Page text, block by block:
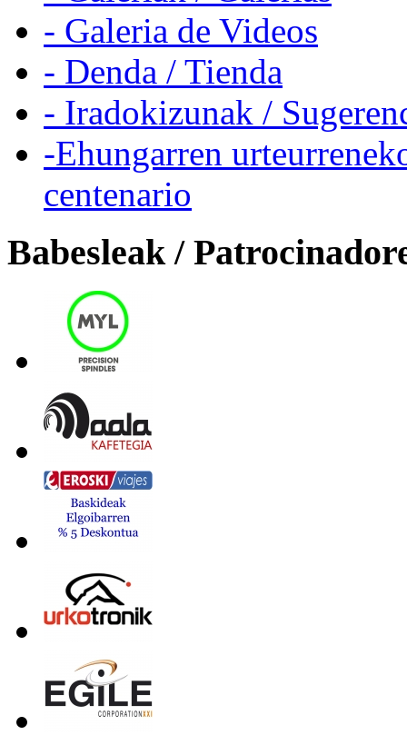
- Galeria de Videos
- Denda / Tienda
- Iradokizunak /
-Ehungarren
centenario
Babesleak /